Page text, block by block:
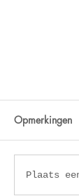
Opmerkingen
Plaats